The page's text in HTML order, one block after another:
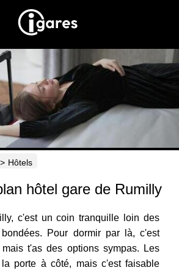
Location de voiture
Hôtels
Taxis
Horaires
> Hôtels
hôtel gare de Rumilly
c'est un coin tranquille loin des
Pour dormir par là, c'est
t'as des options sympas. Les
porte à côté, mais c'est faisable